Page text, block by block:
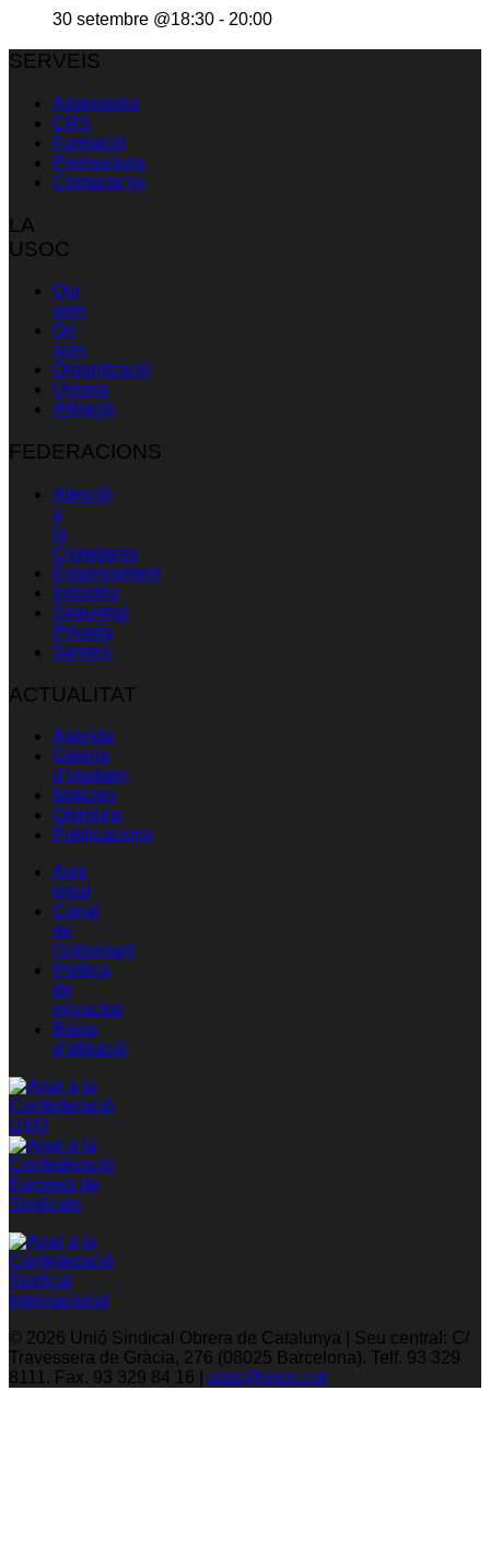
30 setembre @18:30 - 20:00
SERVEIS
Assessoria
CRS
Formació
Promocions
Contacta’ns
LA
USOC
Qui
som
On
som
Organització
Unions
Afiliació
FEDERACIONS
Atenció
a
la
Ciutadania
Ensenyament
Indústria
Seguretat
Privada
Serveis
ACTUALITAT
Agenda
Galeria
d’imatges
Notícies
Opinions
Publicacions
Avís
legal
Canal
de
l’informant
Política
de
privacitat
Baixa
d’afiliació
© 2026 Unió Sindical Obrera de Catalunya | Seu central: C/
Travessera de Gràcia, 276 (08025 Barcelona). Telf. 93 329
8111. Fax. 93 329 84 16 | usoc@usoc.cat